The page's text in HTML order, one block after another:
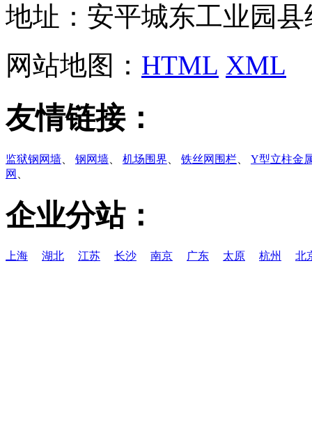
地址：安平城东工业园县
网站地图： HTML XML
友情链接：
监狱钢网墙 钢网墙 机场围界 铁丝网围栏
Y型立柱金
网
企业分站：
上海 湖北 江苏 长沙 南京 广东 太原 杭州 北